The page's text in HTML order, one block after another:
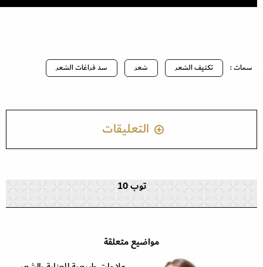
سمات : تكثيف الشعر شعر سد فراغات الشعر
التعليقات
توب 10
مواضيع متعلقة